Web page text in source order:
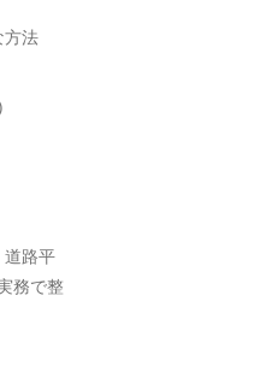
方法
道路平
務で整